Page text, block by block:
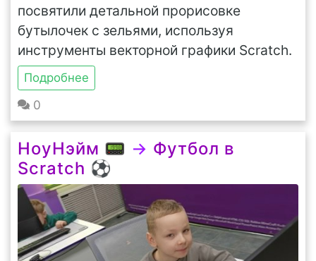
посвятили детальной прорисовке
бутылочек с зельями, используя
инструменты векторной графики Scratch.
Подробнее
0
НоуНэйм 📟 → Футбол в
Scratch ⚽️